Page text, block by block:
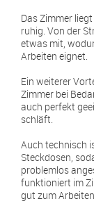
Das Zimmer
ruhig. Von der
etwas mit,
Arbeiten eignet.
Ein weiterer
Zimmer bei
auch perfekt
schläft.
Auch technisch
Steckdosen,
problemlos
funktioniert im
gut zum